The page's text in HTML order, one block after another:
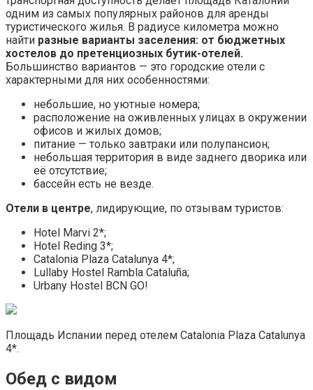
одним из самых популярных районов для аренды
туристического жилья. В радиусе километра можно
найти разные варианты заселения: от бюджетных
хостелов до претенциозных бутик-отелей.
Большинство вариантов — это городские отели с
характерными для них особенностями:
небольшие, но уютные номера;
расположение на оживленных улицах в окружении
офисов и жилых домов;
питание — только завтраки или полупансион;
небольшая территория в виде заднего дворика или
её отсутствие;
бассейн есть не везде.
Отели в центре, лидирующие, по отзывам туристов:
Hotel Marvi 2*;
Hotel Reding 3*;
Catalonia Plaza Catalunya 4*;
Lullaby Hostel Rambla Cataluña;
Urbany Hostel BCN GO!
Площадь Испании перед отелем Catalonia Plaza Catalunya
4*.
Обед с видом